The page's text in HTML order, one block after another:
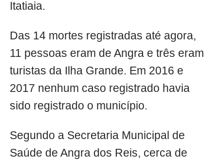
Itatiaia.
Das 14 mortes registradas até agora,
11 pessoas eram de Angra e três eram
turistas da Ilha Grande. Em 2016 e
2017 nenhum caso registrado havia
sido registrado o município.
Segundo a Secretaria Municipal de
Saúde de Angra dos Reis, cerca de